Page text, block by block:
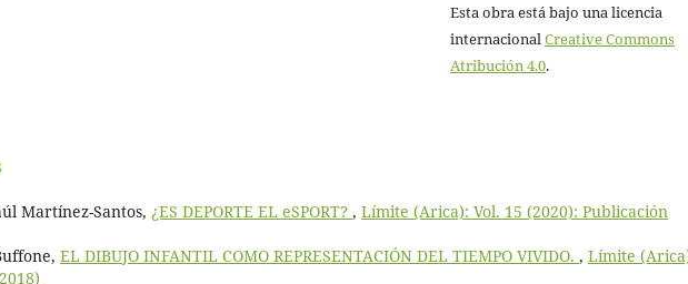
Esta obra está bajo una licencia
internacional Creative Commons
Atribución 4.0.
Martínez-Santos, ¿ES DEPORTE EL eSPORT? , Límite (Arica): Vol. 15 (2020): Publicación
EL DIBUJO INFANTIL COMO REPRESENTACIÓN DEL TIEMPO VIVIDO. , Límite